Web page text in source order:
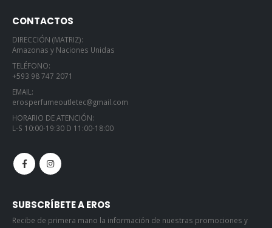
CONTACTOS
DIRECCIÓN (MATRIZ):
Amazonas y Naciones Unidas
TELÉFONO:
+593 98 747 2071
EMAIL:
erosperfumeoutletec@gmail.com
HORARIO DE ATENCIÓN:
L-S 10:00-19:30 D 11:00-18:00
SUBSCRÍBETE A EROS
Recibe de primera mano la información de nuestras promociones y